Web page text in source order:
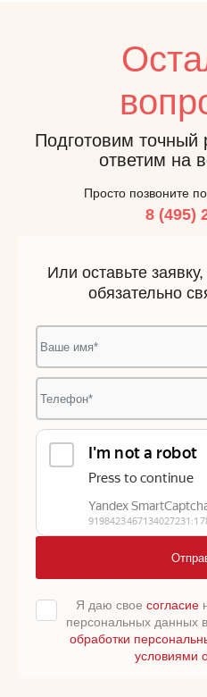
Подготовим точный
ответим на
Просто позвоните
8 (495)
Или оставьте
обязательно
Я даю свое согласие
персональных данных
обработки
условиями